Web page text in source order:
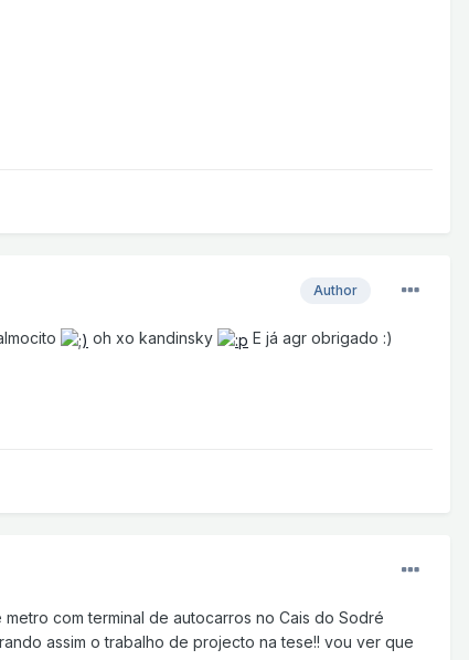
Author
oh xo kandinsky E já agr obrigado :)
com terminal de autocarros no Cais do Sodré
assim o trabalho de projecto na tese!! vou ver que